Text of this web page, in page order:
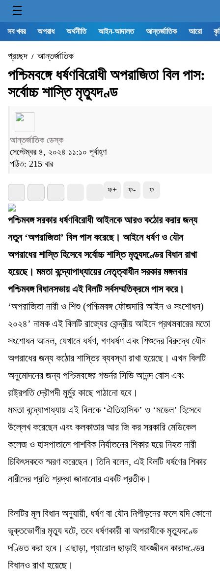
সব খবর অপরাধ অর্থনীতি আইন-আদালত আন্তর্জাতিক আরো
প্রচ্ছদ/ আন্তর্জাতিক
পশ্চিমবঙ্গে ধর্ষণবিরোধী অপরাজিতা বিল পাস:
সর্বোচ্চ শাস্তি মৃত্যুদণ্ড
আন্তর্জাতিক ডেস্ক
সেপ্টেম্বর ৪, ২০২৪ ১১:১০ পূর্বাহ্ণ
পঠিত: 215 বার
ফ+ ফ- ফ
পশ্চিমবঙ্গ সরকার ধর্ষণবিরোধী আইনকে আরও কঠোর করার জন্য
নতুন ‘অপরাজিতা’ বিল পাস করেছে। আইনে ধর্ষণ ও যৌন
অপরাধের শাস্তি হিসেবে সর্বোচ্চ শাস্তি মৃত্যুদণ্ডের বিধান রাখা
হয়েছে। মমতা বন্দ্যোপাধ্যায়ের নেতৃত্বাধীন সরকার মঙ্গলবার
পশ্চিমবঙ্গ বিধানসভায় এই বিলটি সর্বসম্মতিক্রমে পাস করে।
‘অপরাজিতা নারী ও শিশু (পশ্চিমবঙ্গ ফৌজদারি আইন ও সংশোধন)
২০২৪’ নামক এই বিলটি রাজ্যের কেন্দ্রীয় আইনে প্রথমবারের মতো
সংশোধন আনল, যেখানে ধর্ষণ, গণধর্ষণ এবং শিশুদের বিরুদ্ধে যৌন
অপরাধের জন্য কঠোর শাস্তির ব্যবস্থা রাখা হয়েছে। এখন বিলটি
অনুমোদনের জন্য পশ্চিমবঙ্গের গভর্নর সিভি আনন্দ বোস এবং
রাষ্ট্রপতি দ্রৌপদী মুর্মুর কাছে পাঠানো হবে।
মমতা বন্দ্যোপাধ্যায় এই বিলকে ‘ঐতিহাসিক’ ও ‘মডেল’ হিসেবে
উল্লেখ করেছেন এবং কলকাতার আর জি কর সরকারি মেডিকেল
কলেজ ও হাসপাতালে পাশবিক নির্যাতনের শিকার হয়ে নিহত নারী
চিকিৎসককে স্মরণ করেছেন। তিনি বলেন, এই বিলটি ধর্ষণের শিকার
নারীদের প্রতি শ্রদ্ধা জানানোর একটি প্রতীক।
বিলটির মূল বিধান অনুযায়ী, ধর্ষণ বা যৌন নিপীড়নের ফলে যদি কোনো
ভুক্তভোগীর মৃত্যু ঘটে, তবে ধর্ষণকারী বা অপরাধীকে মৃত্যুদণ্ডে
দণ্ডিত করা হবে। এছাড়া, প্যারোল ছাড়াই যাবজ্জীবন কারাদণ্ডের
বিধানও রাখা হয়েছে।